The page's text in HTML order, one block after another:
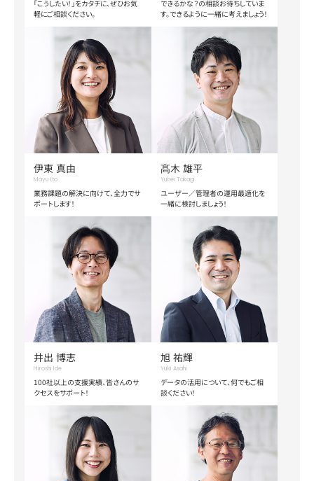
「こうしたい！」をカタチに、ぜひお気
軽にご相談ください。
できるかな？の相談お待ちしていま
す。できるように一緒に考えましょう！
伊東 真由
Mayu Ito
業務課題の解決に向けて、全力でサ
ポートします！
髙木 雄平
Yuhei Takagi
ユーザー／管理者の運用最適化を
一緒に検討しましょう！
井出 博志
Hiroshi Ide
100社以上の支援実績、皆さんのサ
クセスをサポート！
旭 祐輝
Yuki Asahi
データの活用について、何でもご相
談ください！